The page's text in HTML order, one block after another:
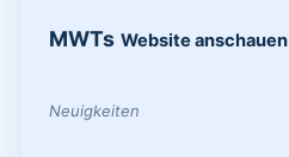
MWTs Website anschauen
Neuigkeiten